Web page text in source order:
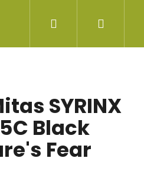
Servis jízdních kol
SYRINX
Black
Fear